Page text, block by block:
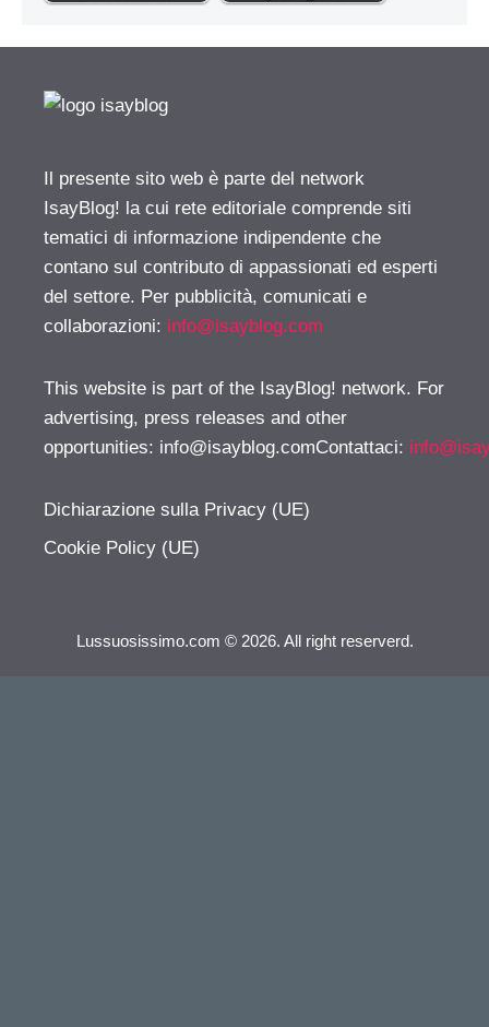
Il presente sito web è parte del network
IsayBlog! la cui rete editoriale comprende siti
tematici di informazione indipendente che
contano sul contributo di appassionati ed esperti
del settore. Per pubblicità, comunicati e
collaborazioni: info@isayblog.com
This website is part of the IsayBlog! network. For
advertising, press releases and other
opportunities: info@isayblog.comContattaci:
Dichiarazione sulla Privacy (UE)
Cookie Policy (UE)
Lussuosissimo.com © 2026. All right reserverd.